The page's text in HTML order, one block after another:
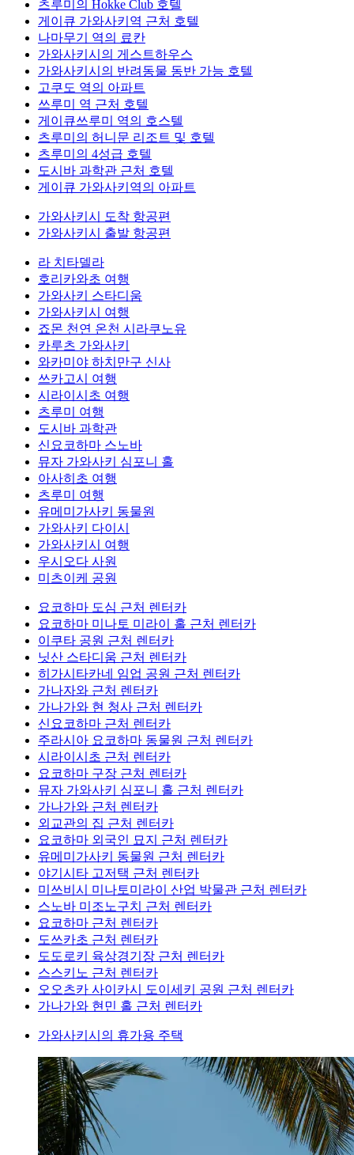
츠루미의 Hokke Club 호텔
게이큐 가와사키역 근처 호텔
나마무기 역의 료칸
가와사키시의 게스트하우스
가와사키시의 반려동물 동반 가능 호텔
고쿠도 역의 아파트
쓰루미 역 근처 호텔
게이큐쓰루미 역의 호스텔
츠루미의 허니문 리조트 및 호텔
츠루미의 4성급 호텔
도시바 과학관 근처 호텔
게이큐 가와사키역의 아파트
가와사키시 도착 항공편
가와사키시 출발 항공편
라 치타델라
호리카와초 여행
가와사키 스타디움
가와사키시 여행
죠몬 천연 온천 시라쿠노유
카루츠 가와사키
와카미야 하치만구 신사
쓰카고시 여행
시라이시초 여행
츠루미 여행
도시바 과학관
신요코하마 스노바
뮤자 가와사키 심포니 홀
아사히초 여행
츠루미 여행
유메미가사키 동물원
가와사키 다이시
가와사키시 여행
우시오다 사원
미츠이케 공원
요코하마 도심 근처 렌터카
요코하마 미나토 미라이 홀 근처 렌터카
이쿠타 공원 근처 렌터카
닛산 스타디움 근처 렌터카
히가시타카네 임업 공원 근처 렌터카
가나자와 근처 렌터카
가나가와 현 청사 근처 렌터카
신요코하마 근처 렌터카
주라시아 요코하마 동물원 근처 렌터카
시라이시초 근처 렌터카
요코하마 구장 근처 렌터카
뮤자 가와사키 심포니 홀 근처 렌터카
가나가와 근처 렌터카
외교관의 집 근처 렌터카
요코하마 외국인 묘지 근처 렌터카
유메미가사키 동물원 근처 렌터카
야기시타 고저택 근처 렌터카
미쓰비시 미나토미라이 산업 박물관 근처 렌터카
스노바 미조노구치 근처 렌터카
요코하마 근처 렌터카
도쓰카초 근처 렌터카
도도로키 육상경기장 근처 렌터카
스스키노 근처 렌터카
오오츠카 사이카시 도이세키 공원 근처 렌터카
가나가와 현민 홀 근처 렌터카
가와사키시의 휴가용 주택